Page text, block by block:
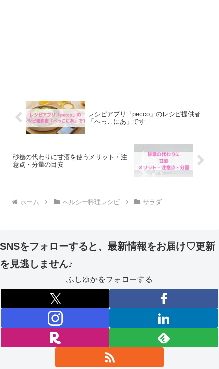
レシピアプリ「pecco」のレシピ提供者
「ぺっこにあ」です
砂糖の代わりに甘酒を使うメリット・注
意点・分量の目安
ホーム ヘルシー料理レシピ サラダ
SNSをフォローすると、最新情報をお届け♡更新
を見逃しません♪
ふしゆかをフォローする